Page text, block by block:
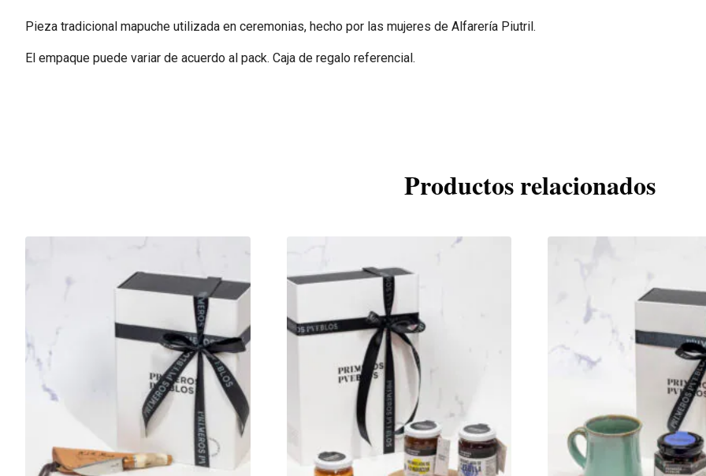
Pieza tradicional mapuche utilizada en ceremonias, hecho por las mujeres de Alfarería Piutril.
El empaque puede variar de acuerdo al pack. Caja de regalo referencial.
Productos relacionados